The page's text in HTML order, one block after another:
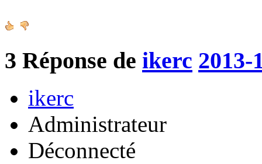
3 Réponse de ikerc 2013-
ikerc
Administrateur
Déconnecté